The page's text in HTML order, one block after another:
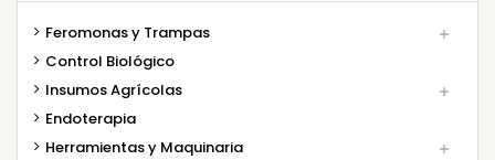
Feromonas y Trampas 
Control Biológico
Insumos Agrícolas

Endoterapia
Herramientas y Maquinaria
